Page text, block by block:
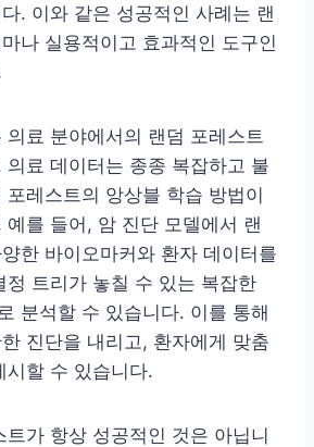
. 이와 같은 성공적인 사례는 랜
나 실용적이고 효과적인 도구인
의료 분야에서의 랜덤 포레스트
의료 데이터는 종종 복잡하고 불
포레스트의 앙상블 학습 방법이
예를 들어, 암 진단 모델에서 랜
한 바이오마커와 환자 데이터를
정 트리가 놓칠 수 있는 복잡한
분석할 수 있습니다. 이를 통해
진단을 내리고, 환자에게 맞춤
시할 수 있습니다.
트가 항상 성공적인 것은 아닙니